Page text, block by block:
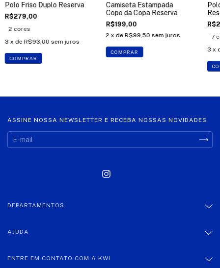
Polo Friso Duplo Reserva
R$279,00
2 cores
3 x de R$93,00 sem juros
COMPRAR
Camiseta Estampada
Copo da Copa Reserva
R$199,00
2 x de R$99,50 sem juros
COMPRAR
7
3 x
ASSINE NOSSA NEWSLETTER E RECEBA NOSSAS NOVIDADES
DEPARTAMENTOS
AJUDA
ENTRE EM CONTATO COM A KWI